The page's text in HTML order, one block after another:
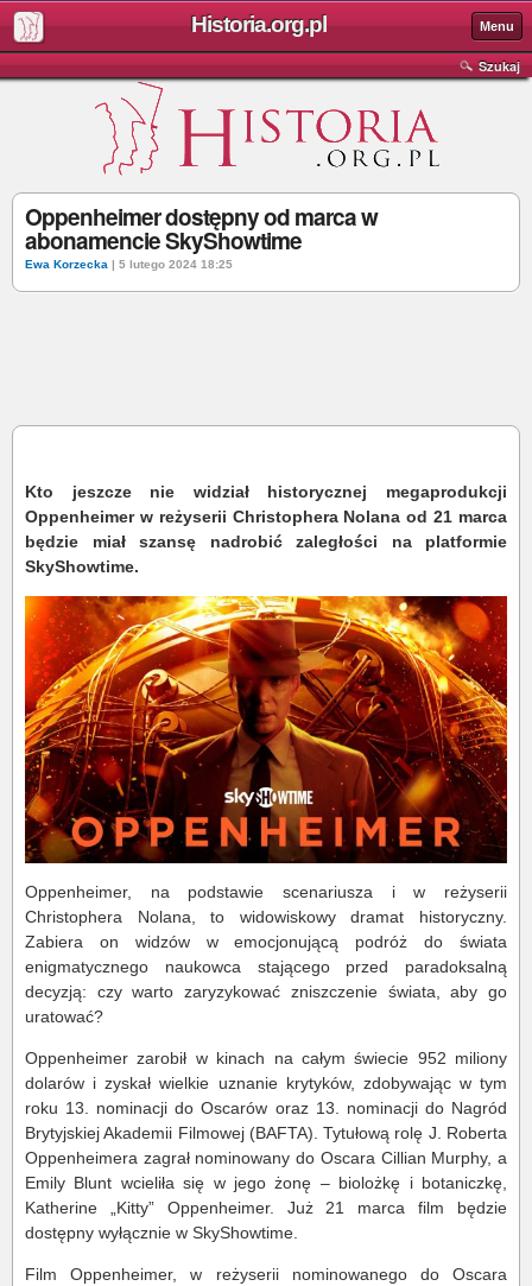
Historia.org.pl Menu
Szukaj
Oppenheimer dostępny od marca w
abonamencie SkyShowtime
Ewa Korzecka | 5 lutego 2024 18:25
Kto jeszcze nie widział historycznej megaprodukcji
Oppenheimer w reżyserii Christophera Nolana od 21 marca
będzie miał szansę nadrobić zaległości na platformie
SkyShowtime.
Oppenheimer, na podstawie scenariusza i w reżyserii
Christophera Nolana, to widowiskowy dramat historyczny.
Zabiera on widzów w emocjonującą podróż do świata
enigmatycznego naukowca stającego przed paradoksalną
decyzją: czy warto zaryzykować zniszczenie świata, aby go
uratować?
Oppenheimer zarobił w kinach na całym świecie 952 miliony
dolarów i zyskał wielkie uznanie krytyków, zdobywając w tym
roku 13. nominacji do Oscarów oraz 13. nominacji do Nagród
Brytyjskiej Akademii Filmowej (BAFTA). Tytułową rolę J. Roberta
Oppenheimera zagrał nominowany do Oscara Cillian Murphy, a
Emily Blunt wcieliła się w jego żonę – biolożkę i botaniczkę,
Katherine „Kitty” Oppenheimer. Już 21 marca film będzie
dostępny wyłącznie w SkyShowtime.
Film Oppenheimer, w reżyserii nominowanego do Oscara